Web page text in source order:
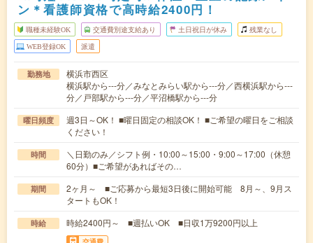
ン＊看護師資格で高時給2400円！
職種未経験OK 交通費別途支給あり 土日祝日が休み 残業なし
WEB登録OK 派遣
勤務地
横浜市西区
横浜駅から---分／みなとみらい駅から---分／西横浜駅から---
分／戸部駅から---分／平沼橋駅から---分
曜日頻度
週3日～OK！ ■曜日固定の相談OK！ ■ご希望の曜日をご相談
ください！
時間
＼日勤のみ／シフト例・10:00～15:00・9:00～17:00（休憩
60分）■ご希望があればその…
期間
2ヶ月～ ■ご応募から最短3日後に開始可能 8月～、9月ス
タートもOK！
時給 時給2400円～ ■週払いOK ■日収1万9200円以上